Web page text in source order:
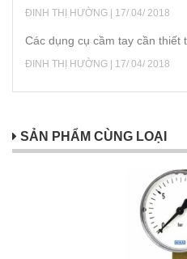
ĐINH THỊ HƯỜNG | 17/ 04/ 2018
Các dụng cụ cầm tay cần thiết
ĐINH THỊ HƯỜNG | 17/ 04/ 2018
SẢN PHẨM CÙNG LOẠI